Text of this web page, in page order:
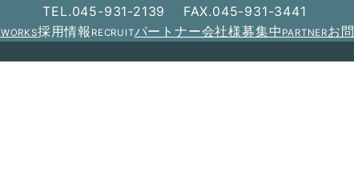
TEL.045-931-2139 FAX.045-931-3441
WORKS採用情報 RECRUITパートナー会社様募集中 PARTNERお